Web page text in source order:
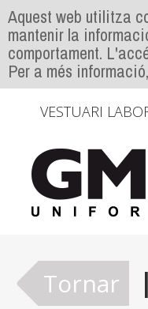
Aquest web utilitza
mantenir la
comportament.
Per a més
VESTUARI
Tornar